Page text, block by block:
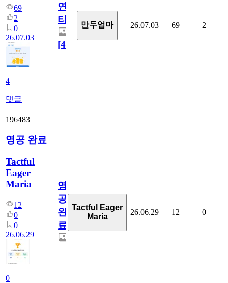
69
2
0
26.07.03
4
댓글
연
타
[4]
만두엄마 26.07.03 69 2
196483
영공 완료
Tactful
Eager
Maria
12
0
0
26.06.29
0
영
공
완
료
Tactful Eager
Maria
26.06.29 12 0